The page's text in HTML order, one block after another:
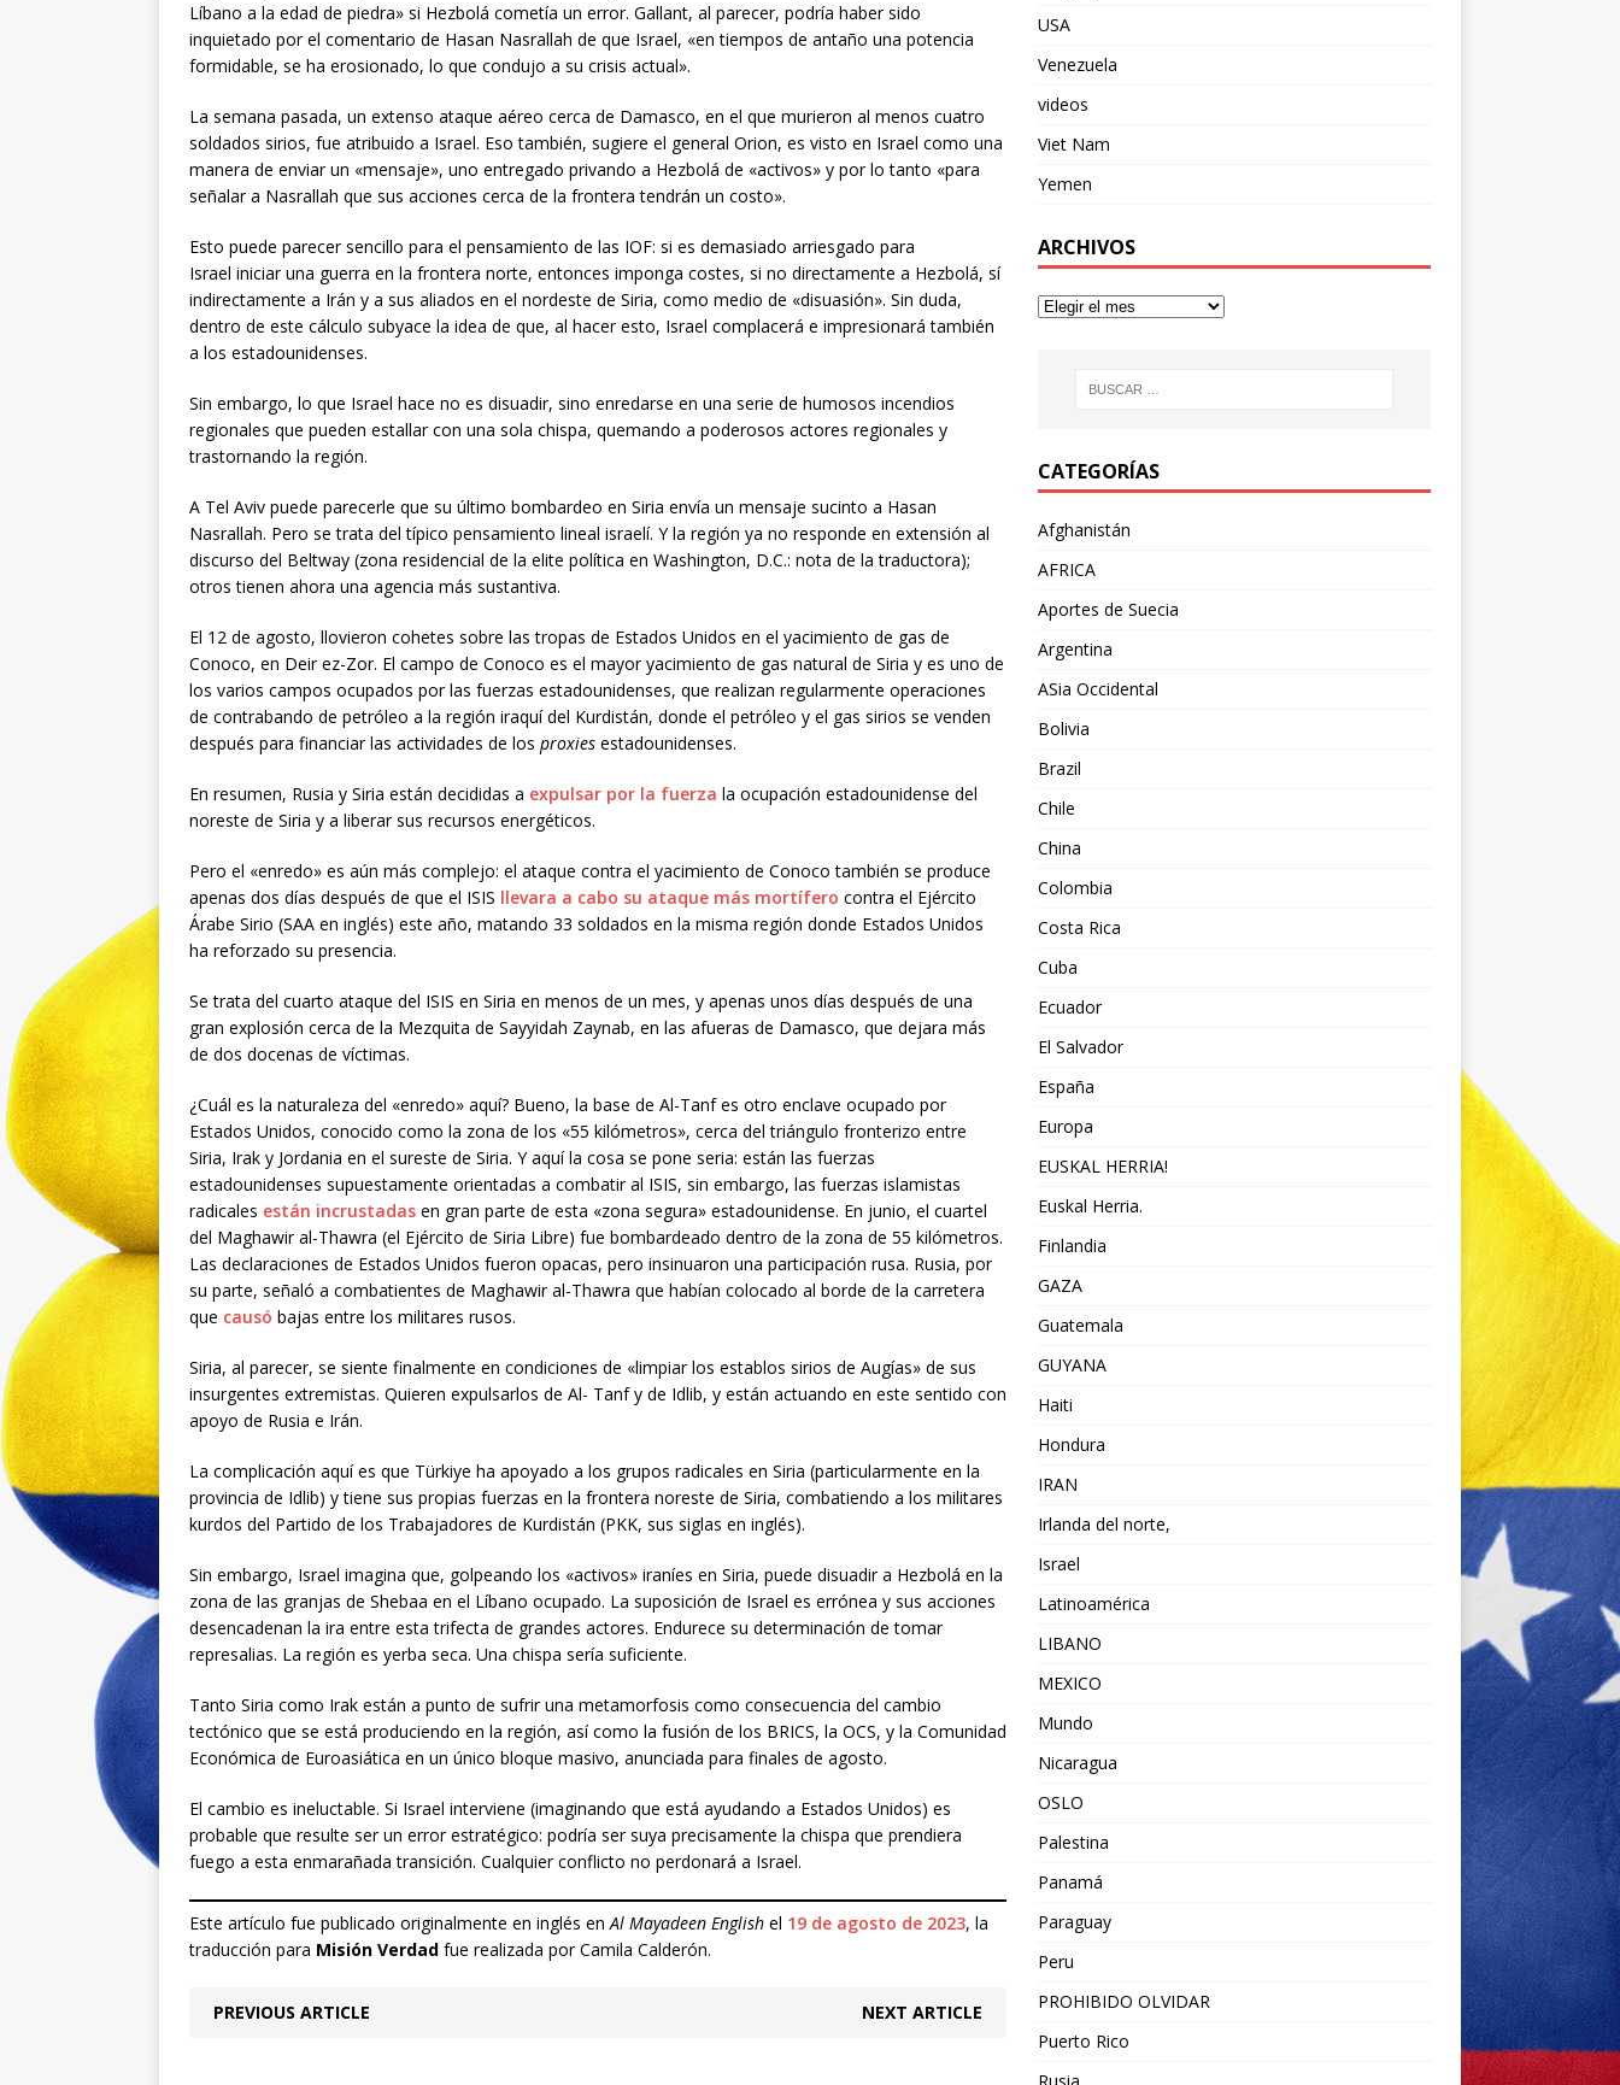
Líbano a la edad de piedra» si Hezbolá cometía un error. Gallant, al parecer, podría haber sido
inquietado por el comentario de Hasan Nasrallah de que Israel, «en tiempos de antaño una potencia
formidable, se ha erosionado, lo que condujo a su crisis actual».
La semana pasada, un extenso ataque aéreo cerca de Damasco, en el que murieron al menos cuatro
soldados sirios, fue atribuido a Israel. Eso también, sugiere el general Orion, es visto en Israel como una
manera de enviar un «mensaje», uno entregado privando a Hezbolá de «activos» y por lo tanto «para
señalar a Nasrallah que sus acciones cerca de la frontera tendrán un costo».
Esto puede parecer sencillo para el pensamiento de las IOF: si es demasiado arriesgado para
Israel iniciar una guerra en la frontera norte, entonces imponga costes, si no directamente a Hezbolá, sí
indirectamente a Irán y a sus aliados en el nordeste de Siria, como medio de «disuasión». Sin duda,
dentro de este cálculo subyace la idea de que, al hacer esto, Israel complacerá e impresionará también
a los estadounidenses.
Sin embargo, lo que Israel hace no es disuadir, sino enredarse en una serie de humosos incendios
regionales que pueden estallar con una sola chispa, quemando a poderosos actores regionales y
trastornando la región.
A Tel Aviv puede parecerle que su último bombardeo en Siria envía un mensaje sucinto a Hasan
Nasrallah. Pero se trata del típico pensamiento lineal israelí. Y la región ya no responde en extensión al
discurso del Beltway (zona residencial de la elite política en Washington, D.C.: nota de la traductora);
otros tienen ahora una agencia más sustantiva.
El 12 de agosto, llovieron cohetes sobre las tropas de Estados Unidos en el yacimiento de gas de
Conoco, en Deir ez-Zor. El campo de Conoco es el mayor yacimiento de gas natural de Siria y es uno de
los varios campos ocupados por las fuerzas estadounidenses, que realizan regularmente operaciones
de contrabando de petróleo a la región iraquí del Kurdistán, donde el petróleo y el gas sirios se venden
después para financiar las actividades de los proxies estadounidenses.
En resumen, Rusia y Siria están decididas a expulsar por la fuerza la ocupación estadounidense del
noreste de Siria y a liberar sus recursos energéticos.
Pero el «enredo» es aún más complejo: el ataque contra el yacimiento de Conoco también se produce
apenas dos días después de que el ISIS llevara a cabo su ataque más mortífero contra el Ejército
Árabe Sirio (SAA en inglés) este año, matando 33 soldados en la misma región donde Estados Unidos
ha reforzado su presencia.
Se trata del cuarto ataque del ISIS en Siria en menos de un mes, y apenas unos días después de una
gran explosión cerca de la Mezquita de Sayyidah Zaynab, en las afueras de Damasco, que dejara más
de dos docenas de víctimas.
¿Cuál es la naturaleza del «enredo» aquí? Bueno, la base de Al-Tanf es otro enclave ocupado por
Estados Unidos, conocido como la zona de los «55 kilómetros», cerca del triángulo fronterizo entre
Siria, Irak y Jordania en el sureste de Siria. Y aquí la cosa se pone seria: están las fuerzas
estadounidenses supuestamente orientadas a combatir al ISIS, sin embargo, las fuerzas islamistas
radicales están incrustadas en gran parte de esta «zona segura» estadounidense. En junio, el cuartel
del Maghawir al-Thawra (el Ejército de Siria Libre) fue bombardeado dentro de la zona de 55 kilómetros.
Las declaraciones de Estados Unidos fueron opacas, pero insinuaron una participación rusa. Rusia, por
su parte, señaló a combatientes de Maghawir al-Thawra que habían colocado al borde de la carretera
que causó bajas entre los militares rusos.
Siria, al parecer, se siente finalmente en condiciones de «limpiar los establos sirios de Augías» de sus
insurgentes extremistas. Quieren expulsarlos de Al- Tanf y de Idlib, y están actuando en este sentido con
apoyo de Rusia e Irán.
La complicación aquí es que Türkiye ha apoyado a los grupos radicales en Siria (particularmente en la
provincia de Idlib) y tiene sus propias fuerzas en la frontera noreste de Siria, combatiendo a los militares
kurdos del Partido de los Trabajadores de Kurdistán (PKK, sus siglas en inglés).
Sin embargo, Israel imagina que, golpeando los «activos» iraníes en Siria, puede disuadir a Hezbolá en la
zona de las granjas de Shebaa en el Líbano ocupado. La suposición de Israel es errónea y sus acciones
desencadenan la ira entre esta trifecta de grandes actores. Endurece su determinación de tomar
represalias. La región es yerba seca. Una chispa sería suficiente.
Tanto Siria como Irak están a punto de sufrir una metamorfosis como consecuencia del cambio
tectónico que se está produciendo en la región, así como la fusión de los BRICS, la OCS, y la Comunidad
Económica de Euroasiática en un único bloque masivo, anunciada para finales de agosto.
El cambio es ineluctable. Si Israel interviene (imaginando que está ayudando a Estados Unidos) es
probable que resulte ser un error estratégico: podría ser suya precisamente la chispa que prendiera
fuego a esta enmarañada transición. Cualquier conflicto no perdonará a Israel.
Este artículo fue publicado originalmente en inglés enAl Mayadeen English el 19 de agosto de 2023, la
traducción para Misión Verdad fue realizada por Camila Calderón.
PREVIOUS ARTICLE NEXT ARTICLE
USA
Venezuela
videos
Viet Nam
Yemen
ARCHIVOS
CATEGORÍAS
Afghanistán
AFRICA
Aportes de Suecia
Argentina
ASia Occidental
Bolivia
Brazil
Chile
China
Colombia
Costa Rica
Cuba
Ecuador
El Salvador
España
Europa
EUSKAL HERRIA!
Euskal Herria.
Finlandia
GAZA
Guatemala
GUYANA
Haiti
Hondura
IRAN
Irlanda del norte,
Israel
Latinoamérica
LIBANO
MEXICO
Mundo
Nicaragua
OSLO
Palestina
Panamá
Paraguay
Peru
PROHIBIDO OLVIDAR
Puerto Rico